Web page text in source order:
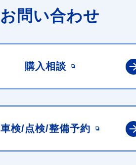
お問い合わせ
購入相談
車検/点検/整備予約